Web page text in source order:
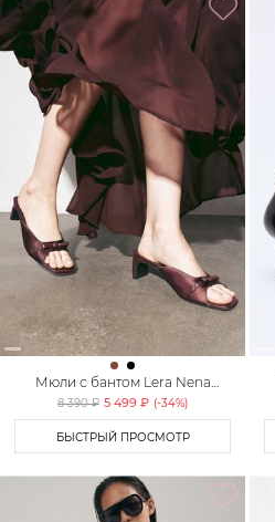
Мюли с бантом Lera Nena
Unreal
8 390 ₽ 5 499 ₽ (-34%)
БЫСТРЫЙ ПРОСМОТР